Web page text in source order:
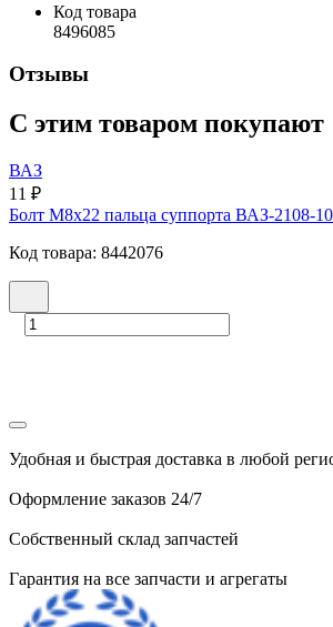
Код товара
8496085
Отзывы
С этим товаром покупают
ВАЗ
11 ₽
Болт М8х22 пальца суппорта ВАЗ-2108-
Код товара: 8442076
Удобная и быстрая доставка в любой
Оформление заказов 24/7
Собственный склад запчастей
Гарантия на все запчасти и агрегаты